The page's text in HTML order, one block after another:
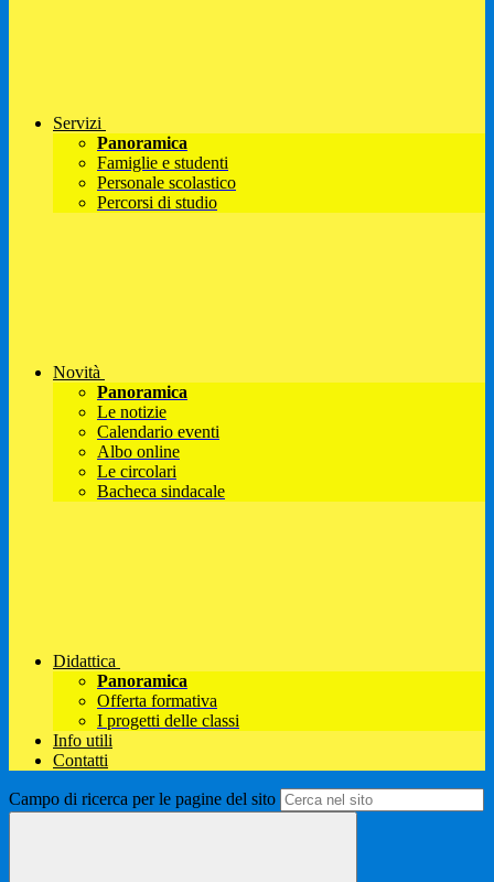
Servizi
Panoramica
Famiglie e studenti
Personale scolastico
Percorsi di studio
Novità
Panoramica
Le notizie
Calendario eventi
Albo online
Le circolari
Bacheca sindacale
Didattica
Panoramica
Offerta formativa
I progetti delle classi
Info utili
Contatti
Campo di ricerca per le pagine del sito